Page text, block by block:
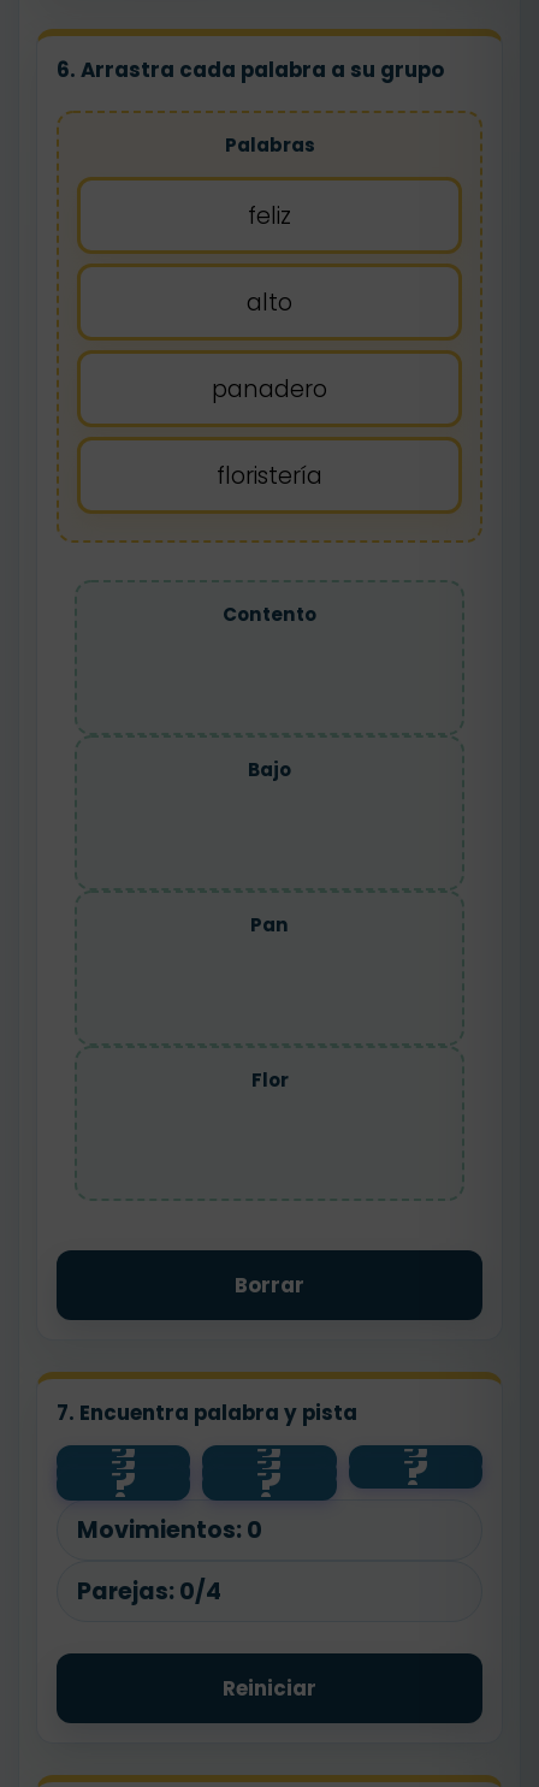
6. Arrastra cada palabra a su grupo
Palabras
feliz
alto
panadero
floristería
Contento
Bajo
Pan
Flor
Borrar
7. Encuentra palabra y pista
?
feliz ?
contento ?
flor
?
floristería ?
pan ?
alto
?
panadero ?
bajo
Movimientos: 0
Parejas: 0/4
Reiniciar